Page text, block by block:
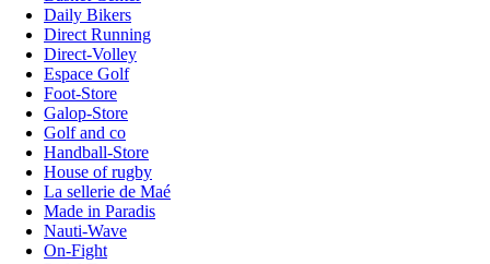
Daily Bikers
Direct Running
Direct-Volley
Espace Golf
Foot-Store
Galop-Store
Golf and co
Handball-Store
House of rugby
La sellerie de Maé
Made in Paradis
Nauti-Wave
On-Fight